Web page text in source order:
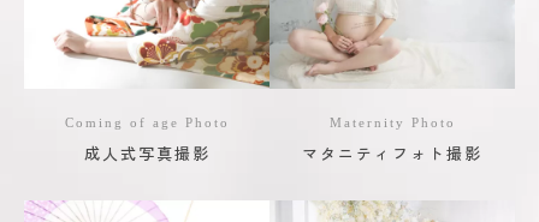
Coming of age Photo
成人式写真撮影
Maternity Photo
マタニティフォト撮影